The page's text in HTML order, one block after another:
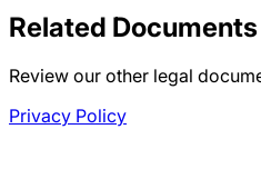
Related Documents
Review our other legal
Privacy Policy